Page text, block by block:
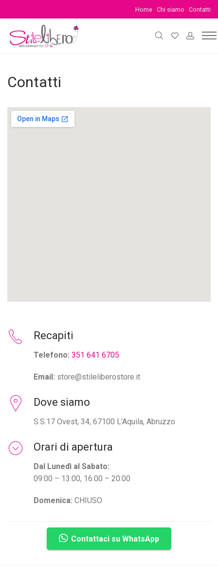
Home Chi siamo Contatti
Contatti
Recapiti
Telefono: 351 641 6705
Email: store@stileliberostore.it
Dove siamo
S.S.17 Ovest, 34, 67100 L’Aquila, Abruzzo
Orari di apertura
Dal Lunedì al Sabato:
09:00 – 13:00, 16:00 – 20:00
Domenica: CHIUSO
Contattaci su WhatsApp